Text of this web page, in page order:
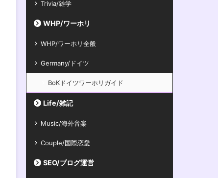
Trivia/雑学
WHP/ワーホリ
WHP/ワーホリ全般
Germany/ドイツ
BoKドイツワーホリガイド
Life/雑記
Music/海外音楽
Couple/国際恋愛
SEO/ブログ運営